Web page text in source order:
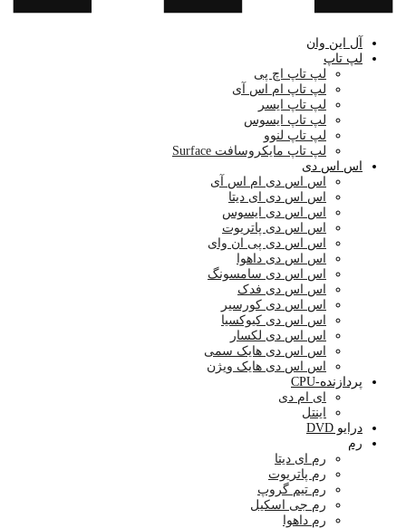
آل این وان
لپ تاپ
لپ تاپ اچ پی
لپ تاپ ام اس آی
لپ تاپ ایسر
لپ تاپ ایسوس
لپ تاپ لنوو
لپ تاپ مایکروسافت Surface
اس اس دی
اس اس دی ام اس آی
اس اس دی ای دیتا
اس اس دی ایسوس
اس اس دی پاتریوت
اس اس دی پی ان وای
اس اس دی داهوا
اس اس دی سامسونگ
اس اس دی فدک
اس اس دی کورسیر
اس اس دی کیوکسیا
اس اس دی لکسار
اس اس دی هایک سمی
اس اس دی هایک ویژن
پردازنده-CPU
ای ام دی
اینتل
درایو DVD
رم
رم ای دیتا
رم پاتریوت
رم تیم گروپ
رم جی اسکیل
رم داهوا